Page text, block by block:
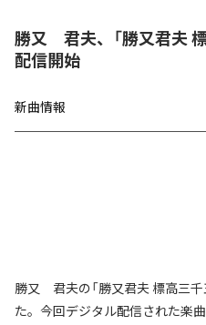
勝又 君夫、「勝又君夫
配信開始
新曲情報
勝又 君夫の「勝又君夫 標高三
た。今回デジタル配信された楽